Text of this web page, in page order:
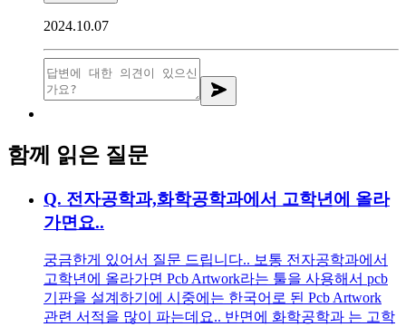
2024.10.07
함께 읽은 질문
Q. 전자공학과,화학공학과에서 고학년에 올라
가면요..
궁금한게 있어서 질문 드립니다.. 보통 전자공학과에서
고학년에 올라가면 Pcb Artwork라는 툴을 사용해서 pcb
기판을 설계하기에 시중에는 한국어로 된 Pcb Artwork
관련 서적을 많이 파는데요.. 반면에 화학공학과 는 고학